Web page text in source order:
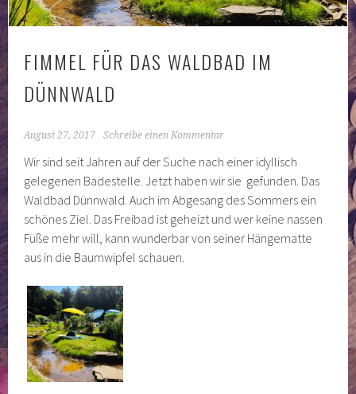
FIMMEL FÜR DAS WALDBAD IM
DÜNNWALD
August 27, 2017 Schreibe einen Kommentar
Wir sind seit Jahren auf der Suche nach einer idyllisch
gelegenen Badestelle. Jetzt haben wir sie gefunden. Das
Waldbad Dünnwald. Auch im Abgesang des Sommers ein
schönes Ziel. Das Freibad ist geheizt und wer keine nassen
Füße mehr will, kann wunderbar von seiner Hängematte
aus in die Baumwipfel schauen.